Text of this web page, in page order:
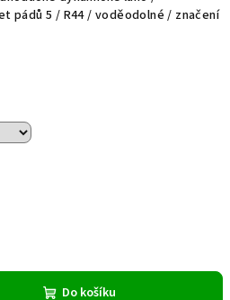
pádů 5 / R44 / voděodolné / značení
Do košíku